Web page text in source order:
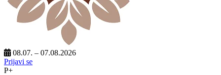
08.07. – 07.08.2026
Prijavi se
P+